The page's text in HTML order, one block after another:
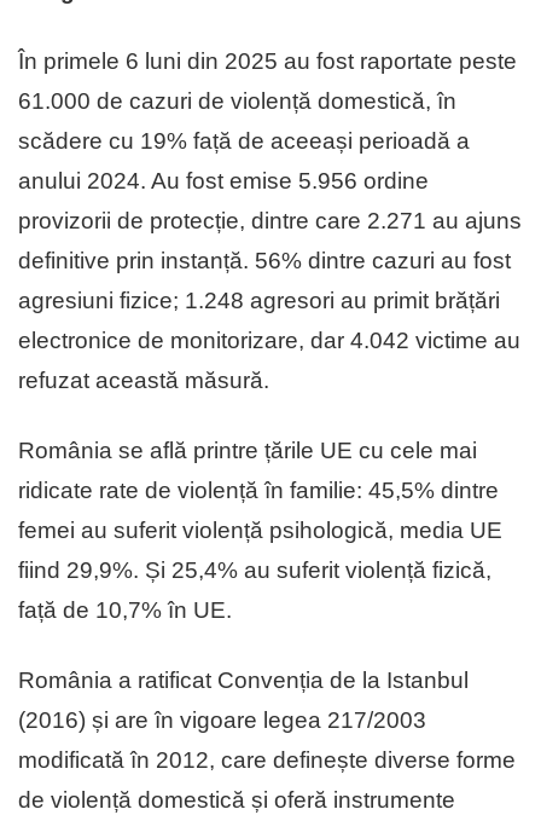
În primele 6 luni din 2025 au fost raportate peste
61.000 de cazuri de violență domestică, în
scădere cu 19% față de aceeași perioadă a
anului 2024. Au fost emise 5.956 ordine
provizorii de protecție, dintre care 2.271 au ajuns
definitive prin instanță. 56% dintre cazuri au fost
agresiuni fizice; 1.248 agresori au primit brățări
electronice de monitorizare, dar 4.042 victime au
refuzat această măsură.
România se află printre țările UE cu cele mai
ridicate rate de violență în familie: 45,5% dintre
femei au suferit violență psihologică, media UE
fiind 29,9%. Și 25,4% au suferit violență fizică,
față de 10,7% în UE.
România a ratificat Convenția de la Istanbul
(2016) și are în vigoare legea 217/2003
modificată în 2012, care definește diverse forme
de violență domestică și oferă instrumente